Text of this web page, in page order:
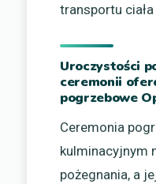
transportu
Uroczystości
ceremonii
pogrzebowe
Ceremonia
kulminacyjnym
pożegnania, a